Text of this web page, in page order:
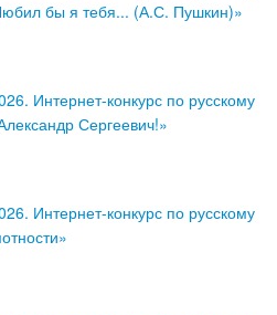
бы я тебя... (А.С. Пушкин)»
Интернет-конкурс по русскому
Сергеевич!»
Интернет-конкурс по русскому